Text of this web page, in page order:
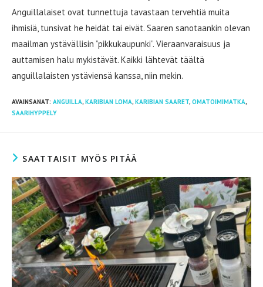
Anguillalaiset ovat tunnettuja tavastaan ​​tervehtiä muita
ihmisiä, tunsivat he heidät tai eivät. Saaren sanotaankin olevan
maailman ystävällisin ”pikkukaupunki”. Vieraanvaraisuus ja
auttamisen halu mykistävät. Kaikki lähtevät täältä
anguillalaisten ystäviensä kanssa, niin mekin.
AVAINSANAT: ANGUILLA, KARIBIAN LOMA, KARIBIAN SAARET, OMATOIMIMATKA,
SAARIHYPPELY
SAATTAISIT MYÖS PITÄÄ